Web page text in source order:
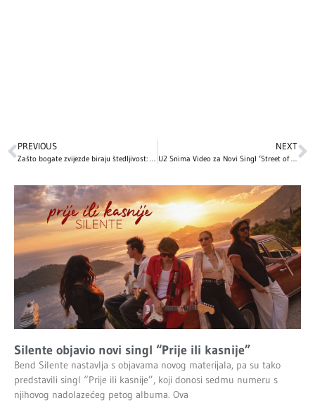
PREVIOUS
Zašto bogate zvijezde biraju štedljivost: Nevjerovatne priče o poznatim ličnostima
NEXT
U2 Snima Video za Novi Singl ‘Street of Dreams’ u Mexico City-ju
Silente objavio novi singl “Prije ili kasnije”
Bend Silente nastavlja s objavama novog materijala, pa su tako
predstavili singl “Prije ili kasnije”, koji donosi sedmu numeru s
njihovog nadolazećeg petog albuma. Ova